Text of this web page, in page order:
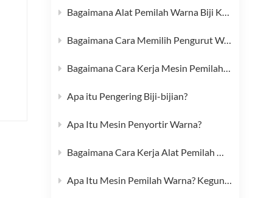
Bagaimana Alat Pemilah Warna Biji Kopi Meningkatkan Kualitas Kopi Spesial
Bagaimana Cara Memilih Pengurut Warna?
Bagaimana Cara Kerja Mesin Pemilah Warna?
Apa itu Pengering Biji-bijian?
Apa Itu Mesin Penyortir Warna?
Bagaimana Cara Kerja Alat Pemilah Warna Beras? Penjelasan Langkah demi Langkah
Apa Itu Mesin Pemilah Warna? Kegunaan, Manfaat, dan Cara Kerjanya